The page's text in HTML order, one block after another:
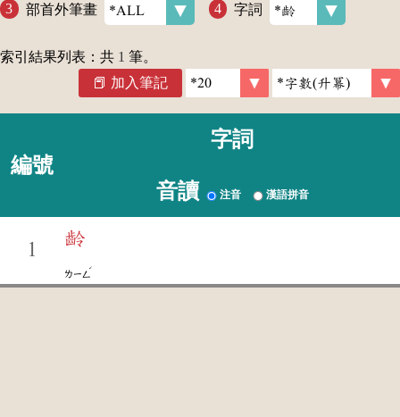
部首外筆畫 字詞
索引結果列表：共 1 筆。
加入筆記
編號
字詞
音讀 注音 漢語拼音
1
齡
ㄌㄧㄥ
ˊ